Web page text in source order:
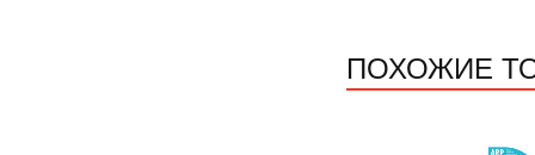
ПОХОЖИЕ